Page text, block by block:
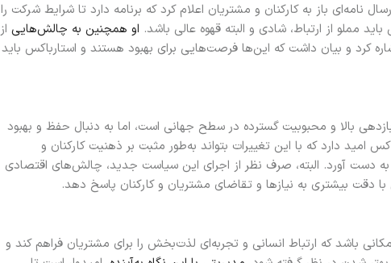
نامه‌ای باز به کارکنان و مشتریان اعلام کرد که برنامه دارد تا شرایط شرکت را
مملو از ارتباط، شادی و البته قهوه عالی باشد. او همچنین به چالش‌هایی از
کرد و بیان داشت که این‌ها فرصت‌هایی برای بهبود هستند و استارباکس باید
بالا و محبوبیت گسترده در سطح جهانی است، اما به دنبال حفظ و بهبود
امید دارد که با این تغییرات بتواند به‌طور مثبت بر ذهنیت کارکنان و
به دست آورد. البته، صرف نظر از اجرای این سیاست جدید، چالش‌های اقتصادی
با دقت بیشتری به نیازها و تقاضای مشتریان و کارکنان پاسخ دهد.
باشد که ارتباط انسانی و تجربه‌ای لذت‌بخش را برای مشتریان فراهم کند و